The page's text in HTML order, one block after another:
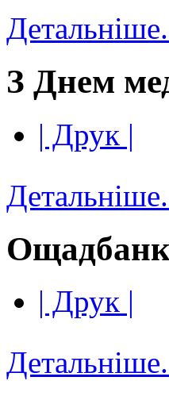
З Днем
| Друк |
Ощадбанк
| Друк |